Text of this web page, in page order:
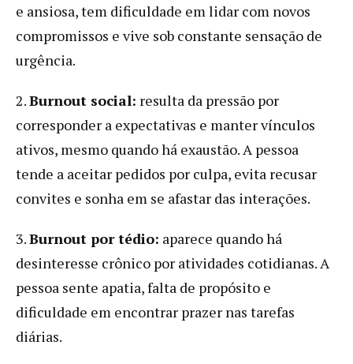
e ansiosa, tem dificuldade em lidar com novos
compromissos e vive sob constante sensação de
urgência.
2.Burnout social: resulta da pressão por
corresponder a expectativas e manter vínculos
ativos, mesmo quando há exaustão. A pessoa
tende a aceitar pedidos por culpa, evita recusar
convites e sonha em se afastar das interações.
3.Burnout por tédio: aparece quando há
desinteresse crônico por atividades cotidianas. A
pessoa sente apatia, falta de propósito e
dificuldade em encontrar prazer nas tarefas
diárias.